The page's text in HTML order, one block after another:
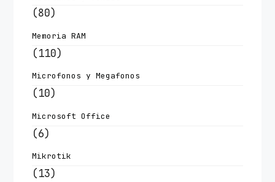
(80)
Memoria RAM
(110)
Microfonos y Megafonos
(10)
Microsoft Office
(6)
Mikrotik
(13)